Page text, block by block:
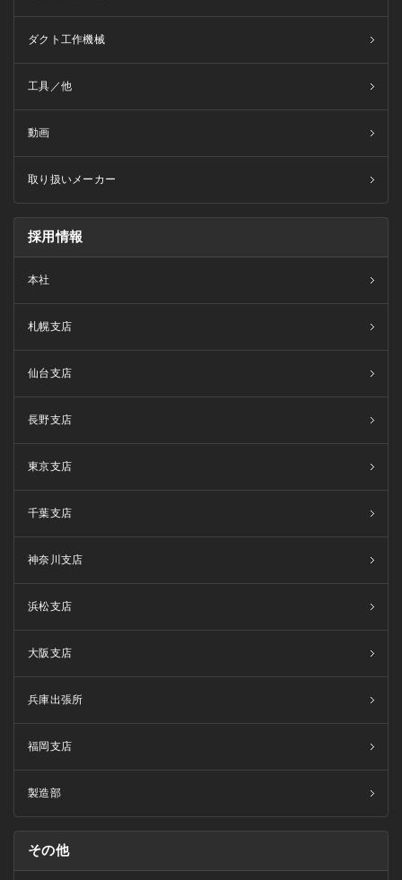
ダクト工作機械
工具／他
動画
取り扱いメーカー
採用情報
本社
札幌支店
仙台支店
長野支店
東京支店
千葉支店
神奈川支店
浜松支店
大阪支店
兵庫出張所
福岡支店
製造部
その他